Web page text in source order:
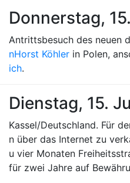
Donnerstag,
Antrittsbesuch des neuen
nHorst Köhler in Polen,
ich.
Dienstag, 15.
Kassel/Deutschland. Für
n über das Internet zu
u vier Monaten
für zwei Jahre auf